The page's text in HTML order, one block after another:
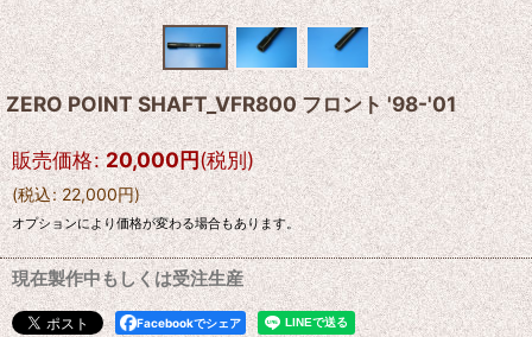
ZERO POINT SHAFT_VFR800 フロント '98-'01
販売価格: 20,000円(税別)
(税込: 22,000円)
オプションにより価格が変わる場合もあります。
現在製作中もしくは受注生産
Facebookでシェア